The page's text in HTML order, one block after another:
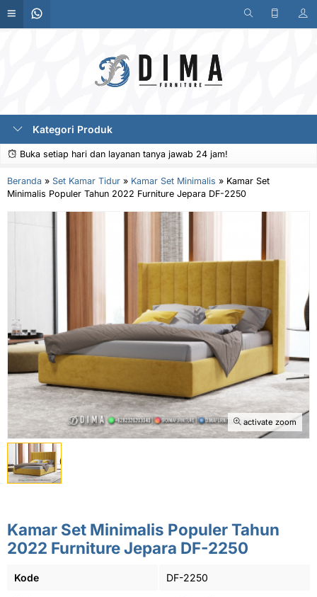
Kategori Produk
Buka setiap hari dan layanan tanya jawab 24 jam!
Beranda » Set Kamar Tidur » Kamar Set Minimalis » Kamar Set
Minimalis Populer Tahun 2022 Furniture Jepara DF-2250
activate zoom
Kamar Set Minimalis Populer Tahun
2022 Furniture Jepara DF-2250
Kode DF-2250